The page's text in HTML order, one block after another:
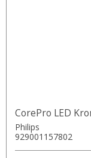
CorePro LED
Philips
929001157802